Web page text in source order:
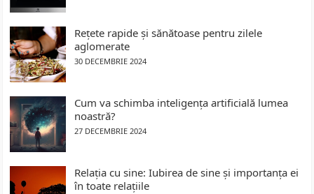
Rețete rapide și sănătoase pentru zilele
aglomerate
30 DECEMBRIE 2024
Cum va schimba inteligența artificială lumea
noastră?
27 DECEMBRIE 2024
Relația cu sine: Iubirea de sine și importanța ei
în toate relațiile